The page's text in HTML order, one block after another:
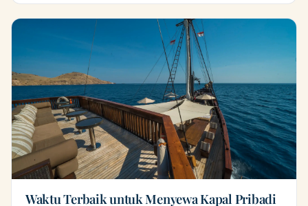
Waktu Terbaik untuk Menyewa Kapal Pribadi